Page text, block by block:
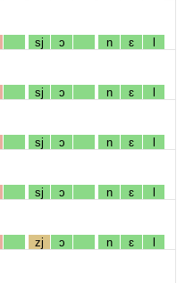
sj ɔ n ɛ l
sj ɔ n ɛ l
sj ɔ n ɛ l
sj ɔ n ɛ l
zj ɔ n ɛ l